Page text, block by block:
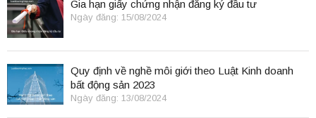
Gia hạn giấy chứng nhận đăng ký đầu tư
Ngày đăng: 15/08/2024
Quy định về nghề môi giới theo Luật Kinh doanh
bất động sản 2023
Ngày đăng: 13/08/2024